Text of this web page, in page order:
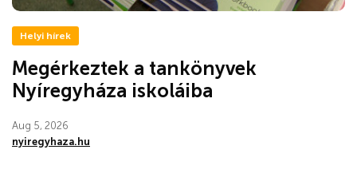
Helyi hírek
Megérkeztek a tankönyvek
Nyíregyháza iskoláiba
Aug 5, 2026
nyiregyhaza.hu